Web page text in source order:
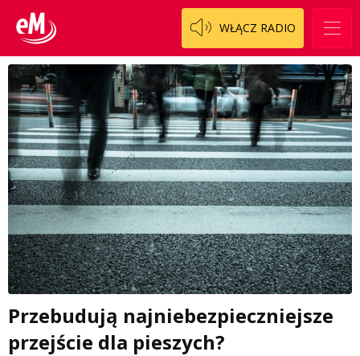
WŁĄCZ RADIO
Przebudują najniebezpieczniejsze
przejście dla pieszych?